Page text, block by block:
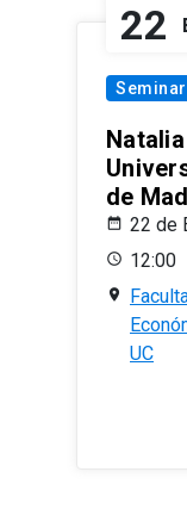
22
de
22 de
12:00
UC